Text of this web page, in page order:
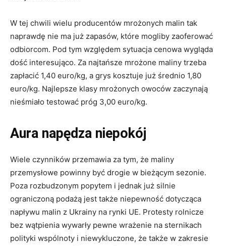
W tej chwili wielu producentów mrożonych malin tak
naprawdę nie ma już zapasów, które mogliby zaoferować
odbiorcom. Pod tym względem sytuacja cenowa wygląda
dość interesująco. Za najtańsze mrożone maliny trzeba
zapłacić 1,40 euro/kg, a grys kosztuje już średnio 1,80
euro/kg. Najlepsze klasy mrożonych owoców zaczynają
nieśmiało testować próg 3,00 euro/kg.
Aura napędza niepokój
Wiele czynników przemawia za tym, że maliny
przemysłowe powinny być drogie w bieżącym sezonie.
Poza rozbudzonym popytem i jednak już silnie
ograniczoną podażą jest także niepewność dotycząca
napływu malin z Ukrainy na rynki UE. Protesty rolnicze
bez wątpienia wywarły pewne wrażenie na sternikach
polityki wspólnoty i niewykluczone, że także w zakresie